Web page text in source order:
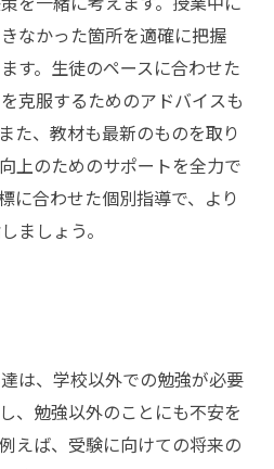
なかった箇所を適確に把握
す。生徒のペースに合わせた
克服するためのアドバイスも
た、教材も最新のものを取り
上のためのサポートを全力で
に合わせた個別指導で、より
ましょう。
は、学校以外での勉強が必要
、勉強以外のことにも不安を
えば、受験に向けての将来の